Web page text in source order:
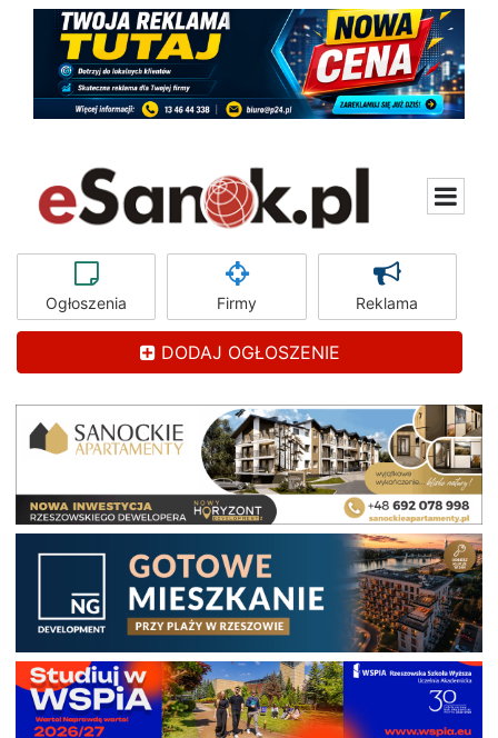
Ogłoszenia Firmy Reklama
DODAJ OGŁOSZENIE